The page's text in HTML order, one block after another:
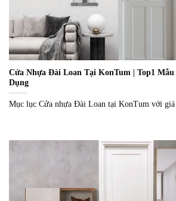
Cửa Nhựa Đài Loan Tại KonTum | Top1
Dụng
Mục lục Cửa nhựa Đài Loan tại KonTum với